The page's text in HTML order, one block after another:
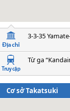
3-3-35
Từ ga
Cơ sở Takatsuki